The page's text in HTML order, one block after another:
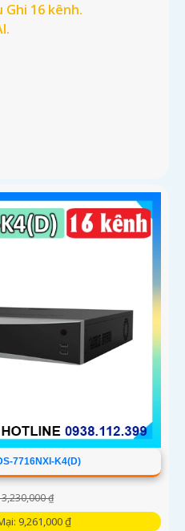
Ghi 16 kênh.
7716NXI-K4(D)
₫
9,261,000 ₫